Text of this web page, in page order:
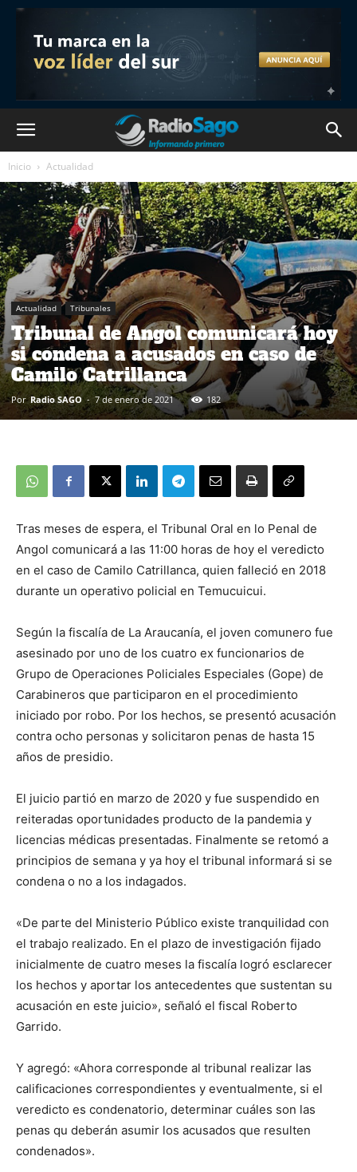
Inicio Actualidad
Actualidad Tribunales
Tribunal de Angol comunicará hoy
si condena a acusados en caso de
Camilo Catrillanca
Por Radio SAGO - 7 de enero de 2021 182
Tras meses de espera, el Tribunal Oral en lo Penal de
Angol comunicará a las 11:00 horas de hoy el veredicto
en el caso de Camilo Catrillanca, quien falleció en 2018
durante un operativo policial en Temucuicui.
Según la fiscalía de La Araucanía, el joven comunero fue
asesinado por uno de los cuatro ex funcionarios de
Grupo de Operaciones Policiales Especiales (Gope) de
Carabineros que participaron en el procedimiento
iniciado por robo. Por los hechos, se presentó acusación
contra ocho personas y solicitaron penas de hasta 15
años de presidio.
El juicio partió en marzo de 2020 y fue suspendido en
reiteradas oportunidades producto de la pandemia y
licencias médicas presentadas. Finalmente se retomó a
principios de semana y ya hoy el tribunal informará si se
condena o no a los indagados.
«De parte del Ministerio Público existe tranquilidad con
el trabajo realizado. En el plazo de investigación fijado
inicialmente de cuatro meses la fiscalía logró esclarecer
los hechos y aportar los antecedentes que sustentan su
acusación en este juicio», señaló el fiscal Roberto
Garrido.
Y agregó: «Ahora corresponde al tribunal realizar las
calificaciones correspondientes y eventualmente, si el
veredicto es condenatorio, determinar cuáles son las
penas qu deberán asumir los acusados que resulten
condenados».